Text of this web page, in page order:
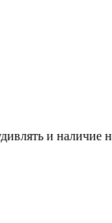
и наличие